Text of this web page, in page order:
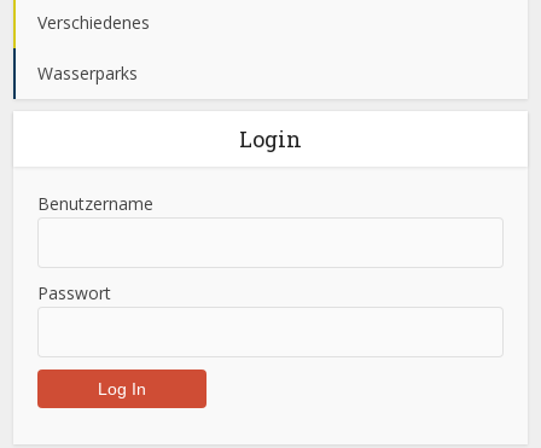
Verschiedenes
Wasserparks
Login
Benutzername
Passwort